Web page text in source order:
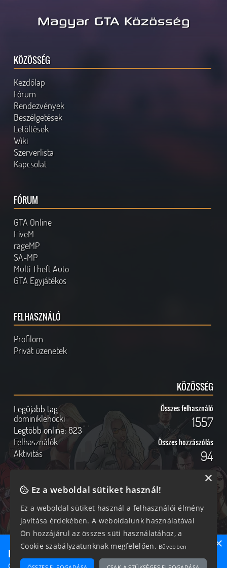
Magyar GTA Közösség
KÖZÖSSÉG
Kezdőlap
Fórum
Rendezvények
Beszélgetések
Letöltések
Wiki
Szerverlista
Kapcsolat
FÓRUM
GTA Online
FiveM
rageMP
SA-MP
Multi Theft Auto
GTA Egyjátékos
FELHASZNÁLÓ
Profilom
Privát üzenetek
KÖZÖSSÉG
Legújabb tag:
dominiklehocki
Legtöbb online:823
Felhasználók
Aktivitás
Összes felhasználó
1557
Összes hozzászólás
94
Online felhasználók
374 vendég, 0 tag
Kövess Minket!
Ne maradj le semmiről!
Csatlakozz most hozzánk, hogy megtudd, milyen egy igazi
×
Ez a weboldal sütiket használ!
Ez a weboldal sütiket használ a felhasználói élmény
javítása érdekében. A weboldalunk használatával
Ön hozzájárul az összes süti használatához, a
Cookie szabályzatunknak megfelelően. Bővebben
×